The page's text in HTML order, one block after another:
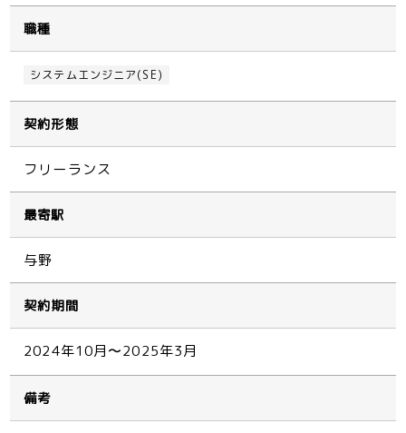
職種
システムエンジニア(SE)
契約形態
フリーランス
最寄駅
与野
契約期間
2024年10月〜2025年3月
備考